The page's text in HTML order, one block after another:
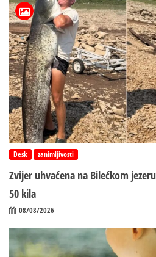
Desk zanimljivosti
Zvijer uhvaćena na Bilećkom
50 kila
08/08/2026